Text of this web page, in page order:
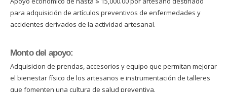
para adquisición de artículos preventivos de enfermedades y
accidentes derivados de la actividad artesanal.
Monto del apoyo:
Adquisicion de prendas, accesorios y equipo que permitan mejorar
el bienestar físico de los artesanos e instrumentación de talleres
que fomenten una cultura de salud preventiva.